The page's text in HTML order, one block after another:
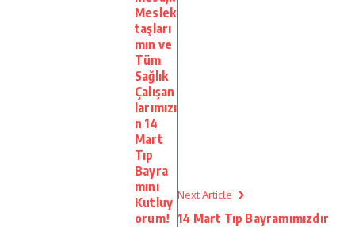
Meslek
taşları
mın ve
Tüm
Sağlık
Çalışan
larımızı
n 14
Mart
Tıp
Bayra
mını
Kutluy
orum!
Next Article
14 Mart Tıp Bayramımızdır